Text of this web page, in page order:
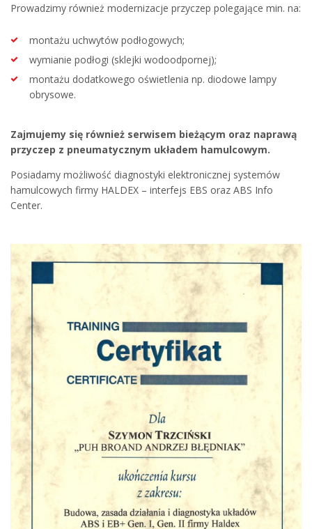
Prowadzimy również modernizacje przyczep polegające min. na:
montażu uchwytów podłogowych;
wymianie podłogi (sklejki wodoodpornej);
montażu dodatkowego oświetlenia np. diodowe lampy
obrysowe.
Zajmujemy się również serwisem bieżącym oraz naprawą
przyczep z pneumatycznym układem hamulcowym.
Posiadamy możliwość diagnostyki elektronicznej systemów
hamulcowych firmy HALDEX – interfejs EBS oraz ABS Info
Center.